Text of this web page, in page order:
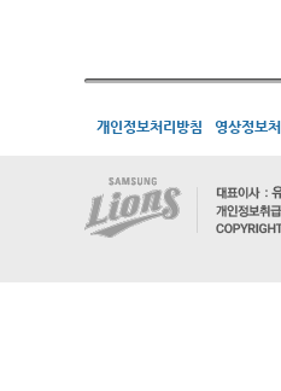
개인정보처리방침 영상정보